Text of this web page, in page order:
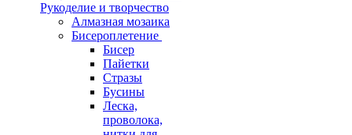
Рукоделие и творчество
Алмазная мозаика
Бисероплетение
Бисер
Пайетки
Стразы
Бусины
Леска,
проволока,